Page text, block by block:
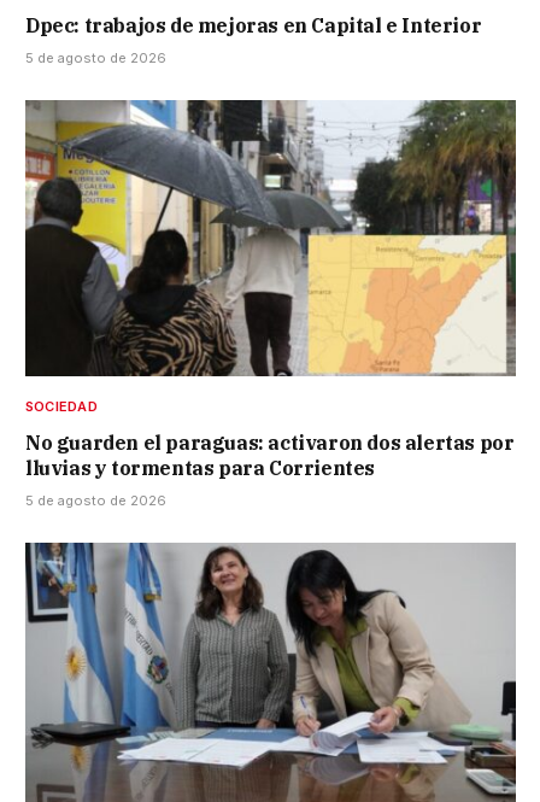
Dpec: trabajos de mejoras en Capital e Interior
5 de agosto de 2026
SOCIEDAD
No guarden el paraguas: activaron dos alertas por
lluvias y tormentas para Corrientes
5 de agosto de 2026